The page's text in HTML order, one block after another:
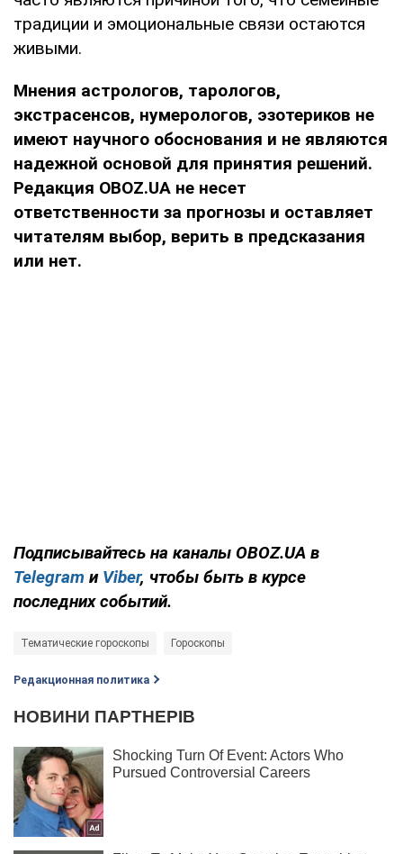
традиции и эмоциональные связи остаются
живыми.
Мнения астрологов, тарологов,
экстрасенсов, нумерологов, эзотериков не
имеют научного обоснования и не являются
надежной основой для принятия решений.
Редакция OBOZ.UA не несет
ответственности за прогнозы и оставляет
читателям выбор, верить в предсказания
или нет.
Подписывайтесь на каналы OBOZ.UA в
Telegram и Viber, чтобы быть в курсе
последних событий.
Тематические гороскопы Гороскопы
Редакционная политика